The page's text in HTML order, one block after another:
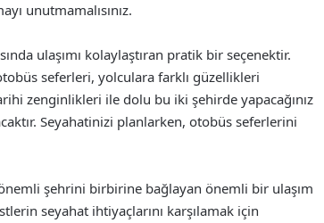
unutmamalısınız.
ulaşımı kolaylaştıran pratik bir seçenektir.
seferleri, yolculara farklı güzellikleri
zenginlikleri ile dolu bu iki şehirde yapacağınız
Seyahatinizi planlarken, otobüs seferlerini
şehrini birbirine bağlayan önemli bir ulaşım
seyahat ihtiyaçlarını karşılamak için